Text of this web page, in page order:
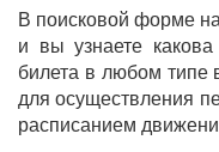
В поисковой форме
и вы узнаете
билета в любом типе
для осуществления
расписанием